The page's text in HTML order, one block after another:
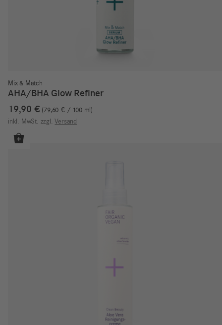
Mix & Match
AHA/BHA Glow Refiner
19,90 € 79,60€/ 100 ml
inkl. MwSt. zzgl. Versand